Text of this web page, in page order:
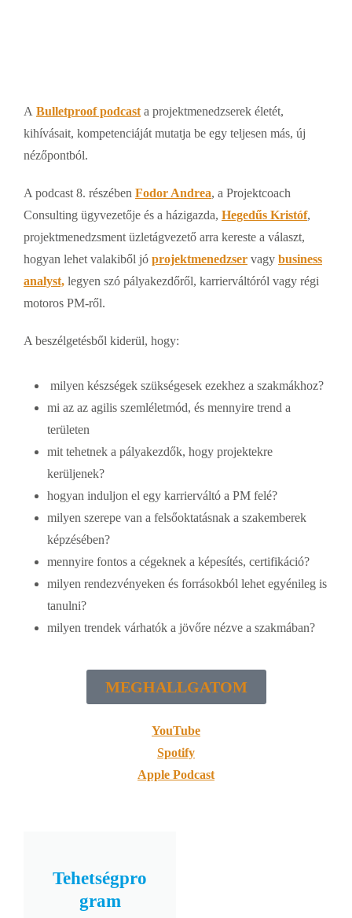
A Bulletproof podcast a projektmenedzserek életét,
kihívásait, kompetenciáját mutatja be egy teljesen más, új
nézőpontból.
A podcast 8. részében Fodor Andrea, a Projektcoach
Consulting ügyvezetője és a házigazda, Hegedűs Kristóf,
projektmenedzsment üzletágvezető arra kereste a választ,
hogyan lehet valakiből jó projektmenedzser vagy business
analyst, legyen szó pályakezdőről, karrierváltóról vagy régi
motoros PM-ről.
A beszélgetésből kiderül, hogy:
milyen készségek szükségesek ezekhez a szakmákhoz?
mi az az agilis szemléletmód, és mennyire trend a
területen
mit tehetnek a pályakezdők, hogy projektekre
kerüljenek?
hogyan induljon el egy karrierváltó a PM felé?
milyen szerepe van a felsőoktatásnak a szakemberek
képzésében?
mennyire fontos a cégeknek a képesítés, certifikáció?
milyen rendezvényeken és forrásokból lehet egyénileg is
tanulni?
milyen trendek várhatók a jövőre nézve a szakmában?
MEGHALLGATOM
YouTube
Spotify
Apple Podcast
Tehetségpro
gram